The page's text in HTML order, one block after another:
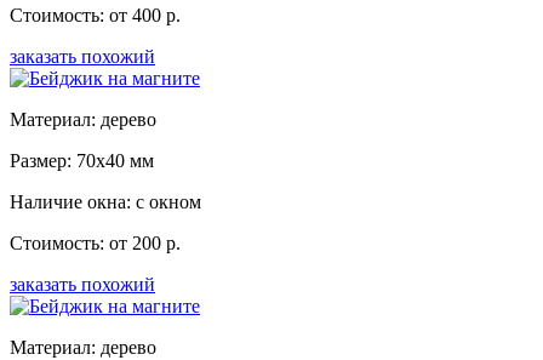
Стоимость: от 400 р.
заказать похожий
Материал: дерево
Размер: 70x40 мм
Наличие окна: с окном
Стоимость: от 200 р.
заказать похожий
Материал: дерево